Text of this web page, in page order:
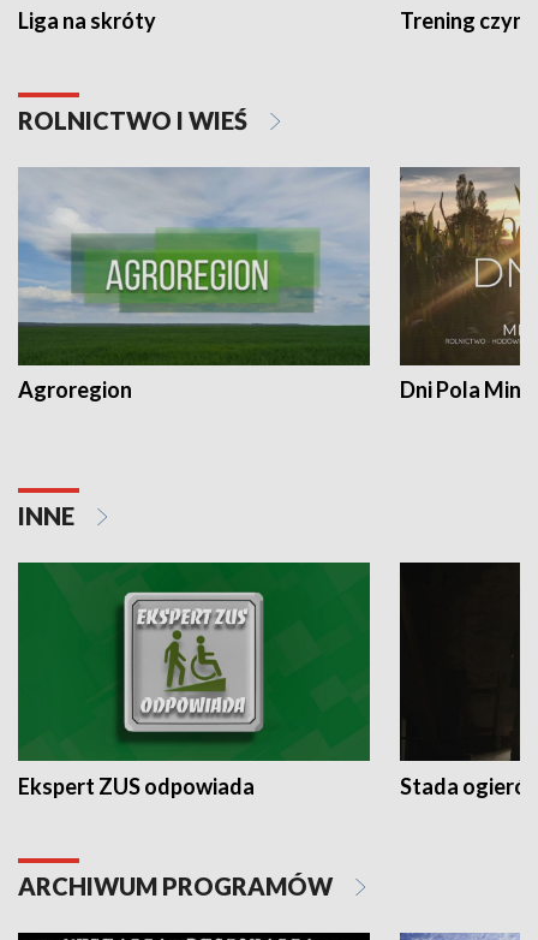
Liga na skróty Trening czyni
ROLNICTWO I WIEŚ
Agroregion Dni Pola
INNE
Ekspert ZUS odpowiada Stada
ARCHIWUM PROGRAMÓW